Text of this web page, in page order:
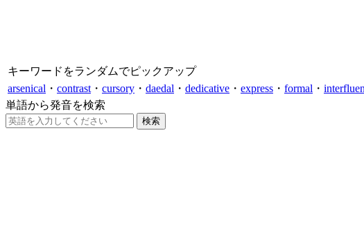
キーワードをランダムでピックアップ
arsenical ・ contrast ・ cursory ・ daedal ・ dedicative ・ express ・ formal ・
単語から発音を検索